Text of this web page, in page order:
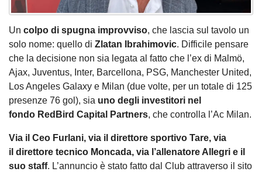
Un colpo di spugna improvviso, che lascia sul tavolo un
solo nome: quello di Zlatan Ibrahimovic. Difficile pensare
che la decisione non sia legata al fatto che l’ex di Malmö,
Ajax, Juventus, Inter, Barcellona, PSG, Manchester United,
Los Angeles Galaxy e Milan (due volte, per un totale di 125
presenze 76 gol), sia uno degli investitori nel
fondo RedBird Capital Partners, che controlla l’Ac Milan.
Via il Ceo Furlani, via il direttore sportivo Tare, via
il direttore tecnico Moncada, via l’allenatore Allegri e il
suo staff. L’annuncio è stato fatto dal Club attraverso il sito